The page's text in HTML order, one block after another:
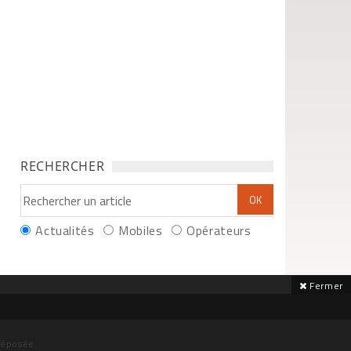
RECHERCHER
Actualités Mobiles Opérateurs
Fermer